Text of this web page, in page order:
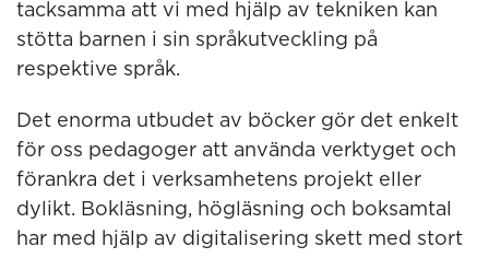
tacksamma att vi med hjälp av tekniken kan
stötta barnen i sin språkutveckling på
respektive språk.
Det enorma utbudet av böcker gör det enkelt
för oss pedagoger att använda verktyget och
förankra det i verksamhetens projekt eller
dylikt. Bokläsning, högläsning och boksamtal
har med hjälp av digitalisering skett med stort